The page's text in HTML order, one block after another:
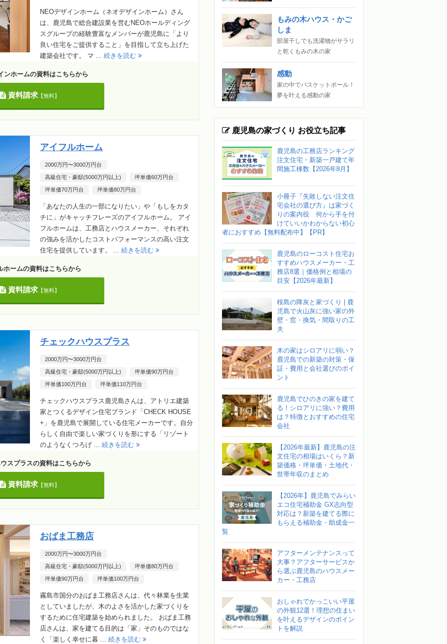
NEOデザインホーム（ネオデザインホーム）さん
は、鹿児島で総合建設業を営むNEOホールディング
スグループの経験豊富なメンバーが鹿児島に「より
良い住宅をご提供すること」を目指して立ち上げた
建築会社です。 マ ... 続きを読む
ンホームの資料はこちらから
資料請求【無料】
アイフルホーム
2000万円〜3000万円台
高級住宅・豪邸(5000万円以上) 坪単価60万円台
坪単価70万円台 坪単価80万円台
「あなたの人生の一部になりたい」や「もしをカタ
チに」がキャッチフレーズのアイフルホーム。 アイ
フルホームは、工務店とハウスメーカー、それぞれ
の強みを活かしたコストパフォーマンスの高い注文
住宅を提供しています。 ... 続きを読む
ホームの資料はこちらから
資料請求【無料】
チェックハウスプラス
2000万円〜3000万円台
高級住宅・豪邸(5000万円以上) 坪単価90万円台
坪単価100万円台 坪単価110万円台
チェックハウスプラス鹿児島さんは、アトリエ建築
家とつくるデザイン住宅ブランド「CHECK HOUSE
+」を鹿児島で展開している住宅メーカーです。自分
らしく自由で楽しい家づくりを形にする「リゾート
のようなくつろげ ... 続きを読む
スプラスの資料はこちらから
資料請求【無料】
おばま工務店
2000万円〜3000万円台
高級住宅・豪邸(5000万円以上) 坪単価80万円台
坪単価90万円台 坪単価100万円台
霧島市国分のおばま工務店さんは、代々林業を生業
としていましたが、木のよさを活かした家づくりを
するために住宅建築を始められました。 おばま工務
店さんは、家を建てる目的は「家」そのものではな
く「楽しく幸せに暮 ... 続きを読む
もみの木ハウス・かご
しま
部屋干しでも洗濯物がサラリ
と乾くもみの木の家
感動
家の中でバスケットボール！
夢を叶える感動の家
鹿児島の家づくり お役立ち記事
鹿児島の工務店ランキング
注文住宅・新築一戸建て年
間施工棟数【2026年8月】
小冊子『失敗しない注文住
宅会社の選び方』は家づく
りの案内役 何から手を付
けていいかわからない初心
者におすすめ【無料配布中】【PR】
鹿児島のローコスト住宅お
すすめハウスメーカー・工
務店8選｜価格例と相場の
目安【2026年最新】
桜島の降灰と家づくり | 鹿
児島で火山灰に強い家の外
壁・窓・換気・間取りの工
夫
木の家はシロアリに弱い？
鹿児島での新築の対策・保
証・費用と会社選びのポイ
ント
鹿児島でひのきの家を建て
る！シロアリに強い？費用
は？特徴とおすすめの住宅
会社
【2026年最新】鹿児島の注
文住宅の相場はいくら？新
築価格・坪単価・土地代・
世帯年収のまとめ
【2026年】鹿児島でみらい
エコ住宅補助金 GX志向型
対応は？新築を建てる際に
もらえる補助金・助成金一
覧
アフターメンテナンスって
大事？アフターサービスか
ら選ぶ鹿児島のハウスメー
カー・工務店
おしゃれでかっこいい平屋
の外観12選！理想の住まい
を叶えるデザインのポイン
トを解説